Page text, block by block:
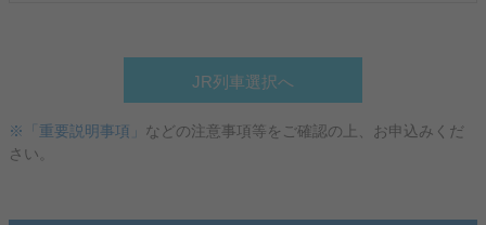
JR列車選択へ
※「重要説明事項」 などの注意事項等をご確認の上、お申込みくだ
さい。